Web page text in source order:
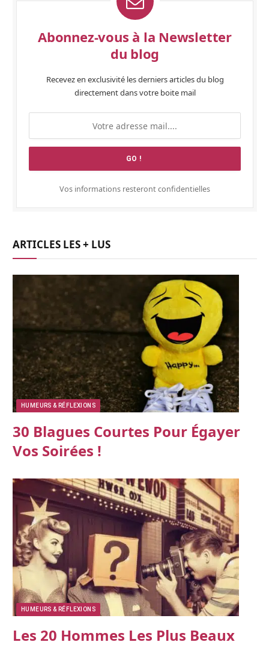
Abonnez-vous à la Newsletter
du blog
Recevez en exclusivité les derniers articles du blog
directement dans votre boite mail
Vos informations resteront confidentielles
ARTICLES LES + LUS
HUMEURS & RÉFLEXIONS
30 Blagues Courtes Pour Égayer
Vos Soirées !
HUMEURS & RÉFLEXIONS
Les 20 Hommes Les Plus Beaux